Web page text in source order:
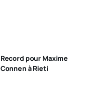
Record pour Maxime
Connen à Rieti